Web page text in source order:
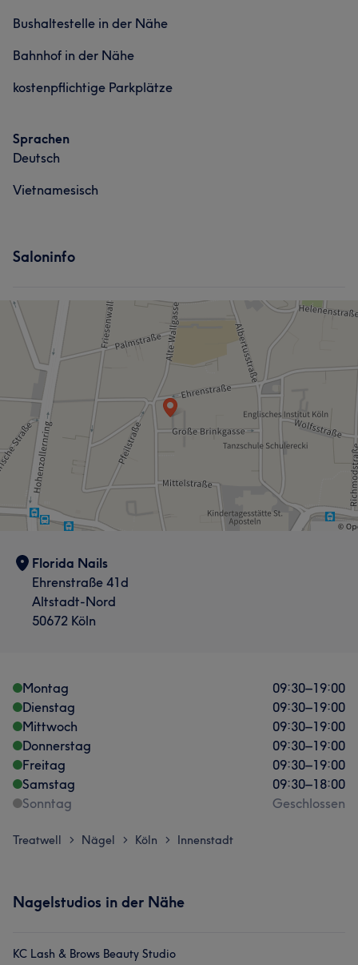
Was unsere Kunden über G sagen
Freundlich 11 Sympathisch 8 Professionell 8
Herzlich 5
Bushaltestelle in der Nähe
Bahnhof in der Nähe
kostenpflichtige Parkplätze
Sprachen
Deutsch
Vietnamesisch
Saloninfo
Florida Nails
Ehrenstraße 41d
Altstadt-Nord
50672 Köln
Montag 09:30–19:00
Dienstag
09:30–19:00
Mittwoch
09:30–19:00
Donnerstag
09:30–19:00
Freitag
09:30–19:00
Samstag
09:30–18:00
Sonntag
Geschlossen
Treatwell > Nägel > Köln > Innenstadt
Nagelstudios in der Nähe
KC Lash & Brows Beauty Studio